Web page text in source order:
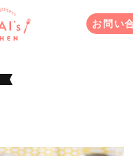
お問い